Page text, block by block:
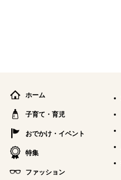
ホーム
子育て・育児
おでかけ・イベント
特集
ファッション